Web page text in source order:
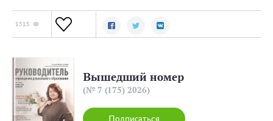
1515
Подписаться
Вышедший номер
(№ 7 (175) 2026)